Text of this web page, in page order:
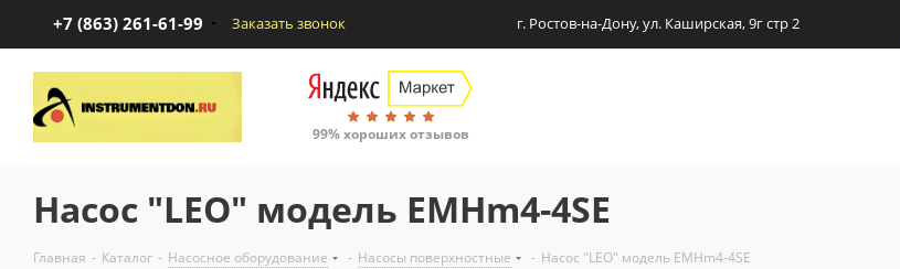
+7 (863) 261-61-99 Заказать звонок г. Ростов-на-Дону, ул. Каширская, 9г стр 2
99% хороших отзывов
Насос "LEO" модель EMHm4-4SE
Главная - Каталог - Насосное оборудование - Насосы поверхностные - Насос "LEO" модель EMHm4-4SE